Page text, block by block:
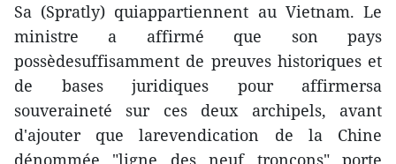
Sa (Spratly) quiappartiennent au Vietnam. Le
ministre a affirmé que son pays
possèdesuffisamment de preuves historiques et
de bases juridiques pour affirmersa
souveraineté sur ces deux archipels, avant
d'ajouter que larevendication de la Chine
dénommée "ligne des neuf tronçons" porte